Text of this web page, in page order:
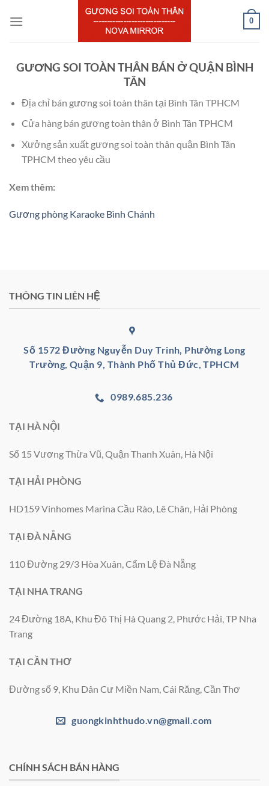
đến
0
GƯƠNG SOI TOÀN THÂN BÁN Ở QUẬN BÌNH
TÂN
Địa chỉ bán gương soi toàn thân tại Bình Tân TPHCM
Cửa hàng bán gương toàn thân ở Bình Tân TPHCM
Xưởng sản xuất gương soi toàn thân quận Bình Tân
TPHCM theo yêu cầu
Xem thêm:
Gương phòng Karaoke Bình Chánh
THÔNG TIN LIÊN HỆ
Số 1572 Đường Nguyễn Duy Trinh, Phường Long
Trường, Quận 9, Thành Phố Thủ Đức, TPHCM
0989.685.236
TẠI HÀ NỘI
Số 15 Vương Thừa Vũ, Quận Thanh Xuân, Hà Nội
TẠI HẢI PHÒNG
HD159 Vinhomes Marina Cầu Rào, Lê Chân, Hải Phòng
TẠI ĐÀ NẴNG
110 Đường 29/3 Hòa Xuân, Cẩm Lệ Đà Nẵng
TẠI NHA TRANG
24 Đường 18A, Khu Đô Thị Hà Quang 2, Phước Hải, TP Nha
Trang
TẠI CẦN THƠ
Đường số 9, Khu Dân Cư Miền Nam, Cái Răng, Cần Thơ
guongkinhthudo.vn@gmail.com
CHÍNH SÁCH BÁN HÀNG